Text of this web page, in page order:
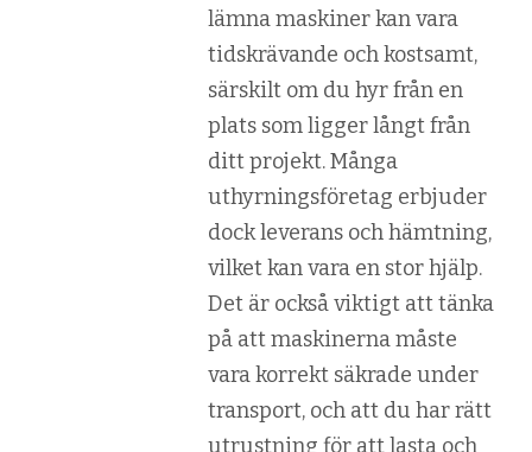
lämna maskiner kan vara
tidskrävande och kostsamt,
särskilt om du hyr från en
plats som ligger långt från
ditt projekt. Många
uthyrningsföretag erbjuder
dock leverans och hämtning,
vilket kan vara en stor hjälp.
Det är också viktigt att tänka
på att maskinerna måste
vara korrekt säkrade under
transport, och att du har rätt
utrustning för att lasta och